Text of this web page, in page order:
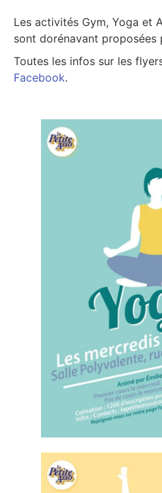
Les activités Gym, Yoga et
sont dorénavant proposées
Toutes les infos sur les
Facebook.